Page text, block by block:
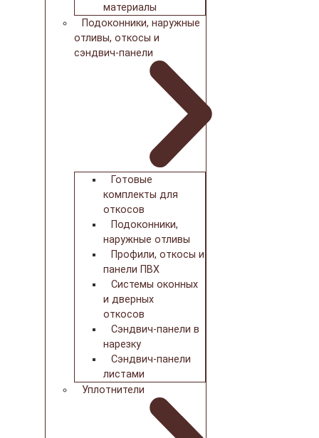
материалы
Подоконники, наружные
отливы, откосы и
сэндвич-панели
Готовые
комплекты для
откосов
Подоконники,
наружные отливы
Профили, откосы и
панели ПВХ
Системы оконных
и дверных
откосов
Сэндвич-панели в
нарезку
Сэндвич-панели
листами
Уплотнители